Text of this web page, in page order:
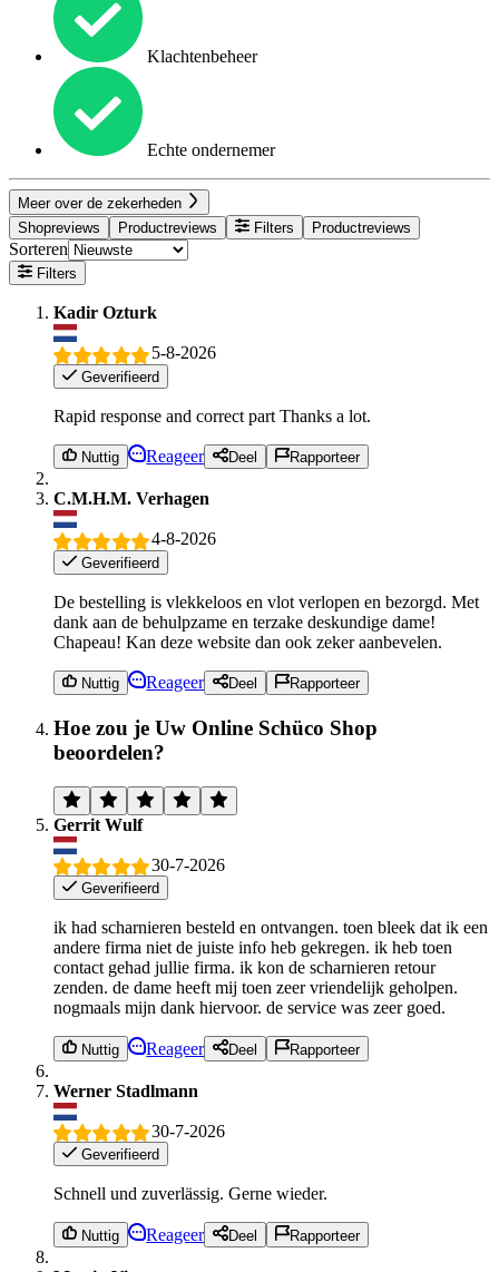
Klachtenbeheer
Echte ondernemer
Meer over de zekerheden
Shopreviews
Productreviews Filters Productreviews
Sorteren
Filters
Kadir Ozturk
5-8-2026
Geverifieerd
Rapid response and correct part Thanks a lot.
Nuttig Reageer Deel Rapporteer
C.M.H.M. Verhagen
4-8-2026
Geverifieerd
De bestelling is vlekkeloos en vlot verlopen en bezorgd. Met
dank aan de behulpzame en terzake deskundige dame!
Chapeau! Kan deze website dan ook zeker aanbevelen.
Nuttig Reageer Deel Rapporteer
Hoe zou je Uw Online Schüco Shop
beoordelen?
Gerrit Wulf
30-7-2026
Geverifieerd
ik had scharnieren besteld en ontvangen. toen bleek dat ik een
andere firma niet de juiste info heb gekregen. ik heb toen
contact gehad jullie firma. ik kon de scharnieren retour
zenden. de dame heeft mij toen zeer vriendelijk geholpen.
nogmaals mijn dank hiervoor. de service was zeer goed.
Nuttig Reageer Deel Rapporteer
Werner Stadlmann
30-7-2026
Geverifieerd
Schnell und zuverlässig. Gerne wieder.
Nuttig Reageer Deel Rapporteer